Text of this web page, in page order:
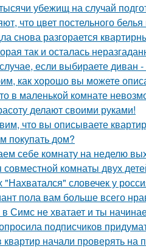
убежищ на случай
что цвет постельного
снова разгорается
так и осталась
если выбираете диван
как хорошо вы можете
в маленькой комнате
делают своими руками!
что вы описываете
покупать дом?
себе комнату на неделю
совместной комнаты двух
словечек у
пола вам больше всего
в Симс не хватает и ты
подписчиков
начали проверять